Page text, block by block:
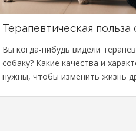
Терапевтическая польза
Вы когда-нибудь видели
собаку? Какие качества и
нужны, чтобы изменить жизнь